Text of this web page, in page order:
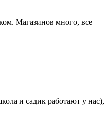
Магазинов много, все
и садик работают у нас),